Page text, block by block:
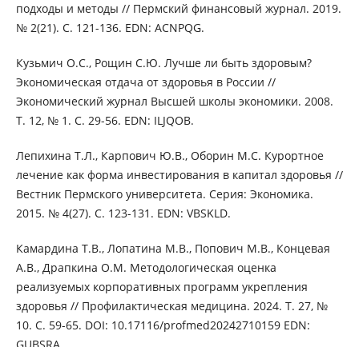
подходы и методы // Пермский финансовый журнал. 2019.
№ 2(21). С. 121-136. EDN: ACNPQG.
Кузьмич О.С., Рощин С.Ю. Лучше ли быть здоровым?
Экономическая отдача от здоровья в России //
Экономический журнал Высшей школы экономики. 2008.
Т. 12, № 1. С. 29-56. EDN: ILJQOB.
Лепихина Т.Л., Карпович Ю.В., Оборин М.С. Курортное
лечение как форма инвестирования в капитал здоровья //
Вестник Пермского университета. Серия: Экономика.
2015. № 4(27). С. 123-131. EDN: VBSKLD.
Камардина Т.В., Лопатина М.В., Попович М.В., Концевая
А.В., Драпкина О.М. Методологическая оценка
реализуемых корпоративных программ укрепления
здоровья // Профилактическая медицина. 2024. Т. 27, №
10. С. 59-65. DOI: 10.17116/profmed20242710159 EDN: